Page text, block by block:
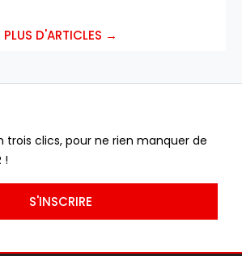
PLUS D'ARTICLES →
trois clics, pour ne rien manquer de
!
S'INSCRIRE